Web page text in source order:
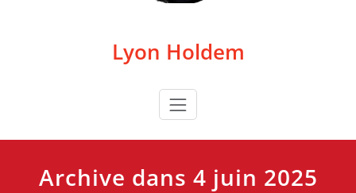
Lyon Holdem
Archive dans 4 juin 2025